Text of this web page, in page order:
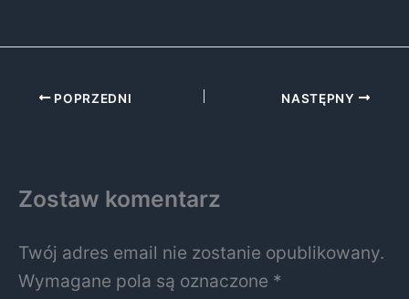
POPRZEDNI NASTĘPNY
Zostaw komentarz
Twój adres email nie zostanie opublikowany.
Wymagane pola są oznaczone *